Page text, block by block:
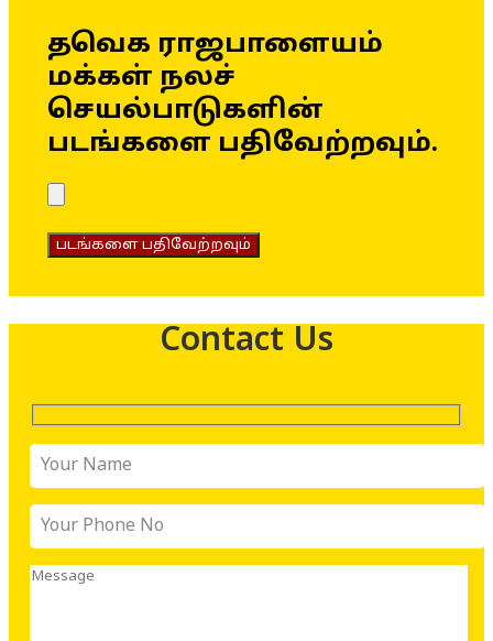
தவெக ராஜபாளையம்
மக்கள் நலச்
செயல்பாடுகளின்
படங்களை பதிவேற்றவும்.
படங்களை பதிவேற்றவும்
Contact Us